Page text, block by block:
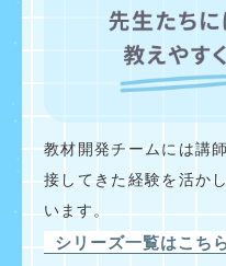
教材開発チームには講
接してきた経験を活か
います。
シリーズ一覧はこち